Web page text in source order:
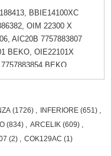
BBIE14100XC
OIM 22300 X
AIC20B 7757883807
BEKO, OIE22101X
BEKO,
BDVC667W,
BDVC668X,
BDVF696XP,
BDVI668X,
(1726) INFERIORE (651)
(834) ARCELIK (609)
(2) COK129AC (1)